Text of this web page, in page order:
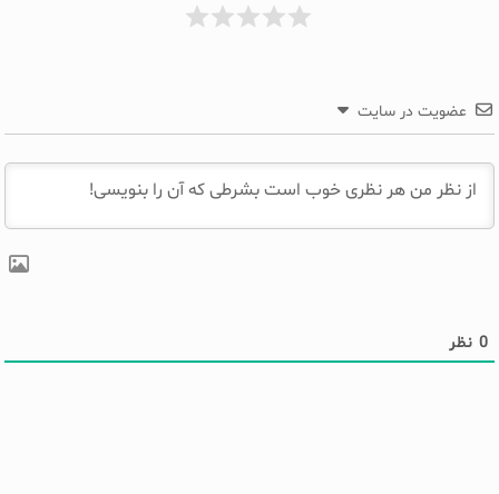
عضویت در سایت
0 نظر